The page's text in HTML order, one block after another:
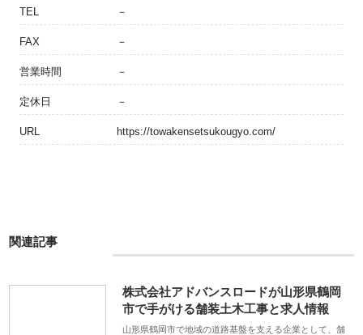
TEL －
FAX －
営業時間 －
定休日 －
URL https://towakensetsukougyo.com/
関連記事
株式会社アドバンスロードが山形県鶴岡
市で手がける舗装土木工事と求人情報
山形県鶴岡市で地域の道路基盤を支える企業として、舗